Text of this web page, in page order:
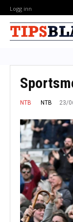
Logg inn
NTB NTB 23/